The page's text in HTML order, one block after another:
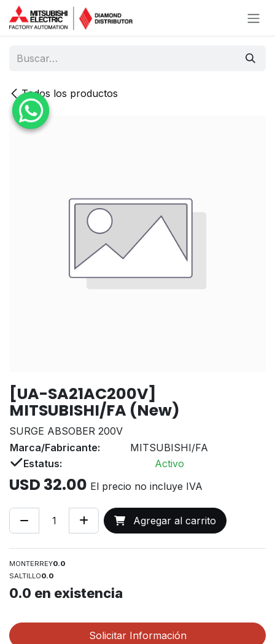
Ir al contenido
Todos los productos
[UA-SA21AC200V]
MITSUBISHI/FA (New)
SURGE ABSOBER 200V
Marca/Fabricante:
MITSUBISHI/FA
Estatus:
Activo
USD 32.00 El precio no incluye IVA
Agregar al carrito
MONTERREY0.0
SALTILLO0.0
0.0 en existencia
Solicitar Información